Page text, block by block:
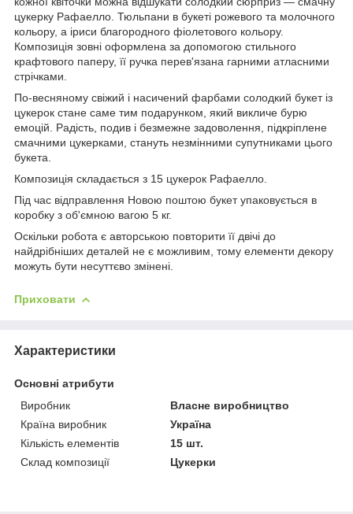
цукерку Рафаелло. Тюльпани в букеті рожевого та молочного
кольору, а іриси благородного фіолетового кольору.
Композиція зовні оформлена за допомогою стильного
крафтового паперу, її ручка перев'язана гарними атласними
стрічками.
По-весняному свіжий і насичений фарбами солодкий букет із
цукерок стане саме тим подарунком, який викличе бурю
емоцій. Радість, подив і безмежне задоволення, підкріплене
смачними цукерками, стануть незмінними супутниками цього
букета.
Композиція складається з 15 цукерок Рафаелло.
Під час відправлення Новою поштою букет упаковується в
коробку з об'ємною вагою 5 кг.
Оскільки робота є авторською повторити її двічі до
найдрібніших деталей не є можливим, тому елементи декору
можуть бути несуттєво змінені.
Приховати
Характеристики
Основні атрибути
Виробник
Власне виробництво
Країна виробник
Україна
Кількість елементів
15 шт.
Склад композиції
Цукерки